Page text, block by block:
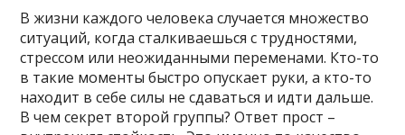
В жизни каждого человека случается множество
ситуаций, когда сталкиваешься с трудностями,
стрессом или неожиданными переменами. Кто-то
в такие моменты быстро опускает руки, а кто-то
находит в себе силы не сдаваться и идти дальше.
В чем секрет второй группы? Ответ прост –